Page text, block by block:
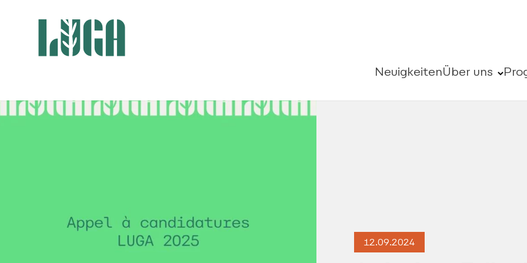
NeuigkeitenÜber uns
12.09.2024